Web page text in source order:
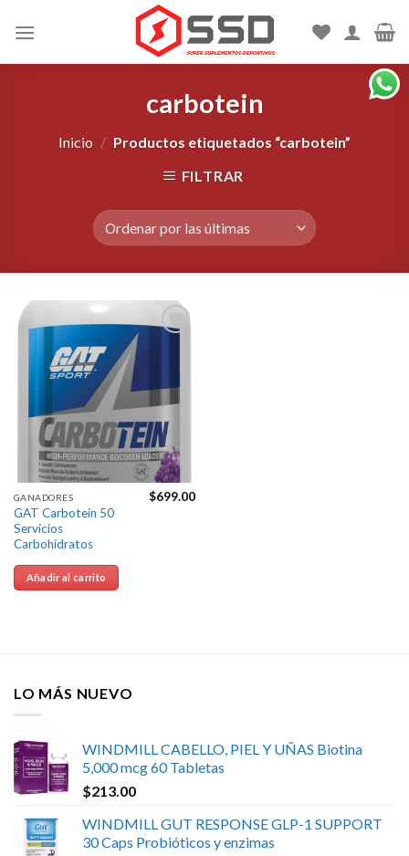
carbotein
Inicio / Productos etiquetados “carbotein”
FILTRAR
deseos
GANADORES
GAT Carbotein 50
Servicios
Carbohidratos
$699.00
Añadir al carrito
LO MÁS NUEVO
WINDMILL CABELLO, PIEL Y UÑAS Biotina
5,000 mcg 60 Tabletas
$213.00
WINDMILL GUT RESPONSE GLP-1 SUPPORT
30 Caps Probióticos y enzimas